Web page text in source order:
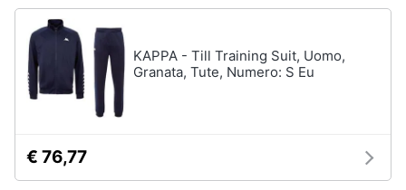
KAPPA - Till Training Suit, Uomo,
Granata, Tute, Numero: S Eu
€ 76,77